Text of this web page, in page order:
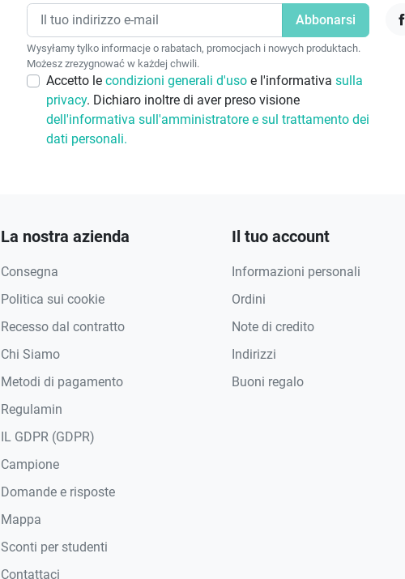
Wysyłamy tylko informacje o rabatach, promocjach i nowych produktach.
Możesz zrezygnować w każdej chwili.
Accetto le condizioni generali d'uso e l'informativa sulla
privacy. Dichiaro inoltre di aver preso visione
dell'informativa sull'amministratore e sul trattamento dei
dati personali.
La nostra azienda
Consegna
Politica sui cookie
Recesso dal contratto
Chi Siamo
Metodi di pagamento
Regulamin
IL GDPR (GDPR)
Campione
Domande e risposte
Mappa
Sconti per studenti
Contattaci
Il tuo account
Informazioni personali
Ordini
Note di credito
Indirizzi
Buoni regalo